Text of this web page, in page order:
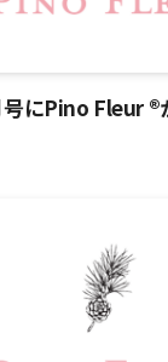
号にPino Fleur ®